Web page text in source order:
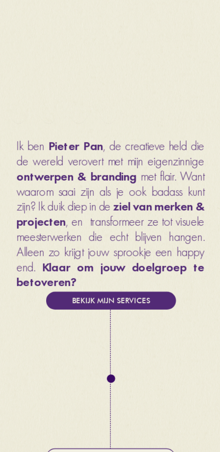
Ik ben Pieter Pan, de creatieve held die
ontwerpen & branding met flair. Want
waarom saai zijn als je ook badass kunt
zijn? Ik duik diep in de ziel van merken &
projecten, en  transformeer ze tot visuele
meesterwerken die echt blijven hangen.
Alleen zo krijgt jouw sprookje een happy
end. Klaar om jouw doelgroep te
betoveren?
BEKIJK MIJN SERVICES